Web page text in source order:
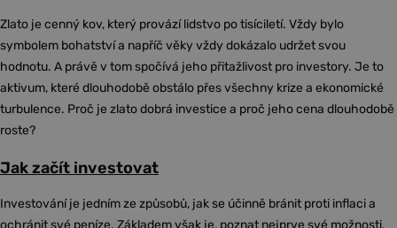
Zlato je cenný kov, který provází lidstvo po tisíciletí. Vždy bylo
symbolem bohatství a napříč věky vždy dokázalo udržet svou
hodnotu. A právě v tom spočívá jeho přitažlivost pro investory. Je to
aktivum, které dlouhodobě obstálo přes všechny krize a ekonomické
turbulence. Proč je zlato dobrá investice a proč jeho cena dlouhodobě
roste?
Jak začít investovat
Investování je jedním ze způsobů, jak se účinně bránit proti inflaci a